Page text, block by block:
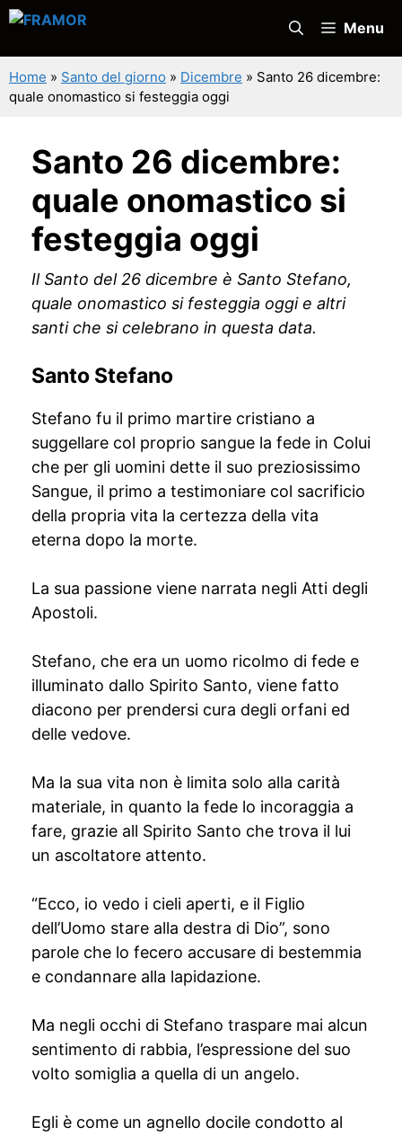
Vai
contenuto
Menu
Home » Santo del giorno » Dicembre » Santo 26 dicembre:
quale onomastico si festeggia oggi
Santo 26 dicembre:
quale onomastico si
festeggia oggi
Il Santo del 26 dicembre è Santo Stefano,
quale onomastico si festeggia oggi e altri
santi che si celebrano in questa data.
Santo Stefano
Stefano fu il primo martire cristiano a
suggellare col proprio sangue la fede in Colui
che per gli uomini dette il suo preziosissimo
Sangue, il primo a testimoniare col sacrificio
della propria vita la certezza della vita
eterna dopo la morte.
La sua passione viene narrata negli Atti degli
Apostoli.
Stefano, che era un uomo ricolmo di fede e
illuminato dallo Spirito Santo, viene fatto
diacono per prendersi cura degli orfani ed
delle vedove.
Ma la sua vita non è limita solo alla carità
materiale, in quanto la fede lo incoraggia a
fare, grazie all Spirito Santo che trova il lui
un ascoltatore attento.
“Ecco, io vedo i cieli aperti, e il Figlio
dell’Uomo stare alla destra di Dio”, sono
parole che lo fecero accusare di bestemmia
e condannare alla lapidazione.
Ma negli occhi di Stefano traspare mai alcun
sentimento di rabbia, l’espressione del suo
volto somiglia a quella di un angelo.
Egli è come un agnello docile condotto al